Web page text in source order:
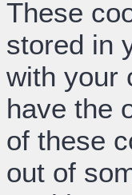
These
stored in
with your
have the
of these
out of